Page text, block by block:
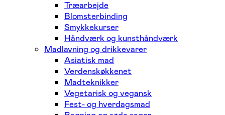
Træarbejde
Blomsterbinding
Smykkekurser
Håndværk og kunsthåndværk
Madlavning og drikkevarer
Asiatisk mad
Verdenskøkkenet
Madteknikker
Vegetarisk og vegansk
Fest- og hverdagsmad